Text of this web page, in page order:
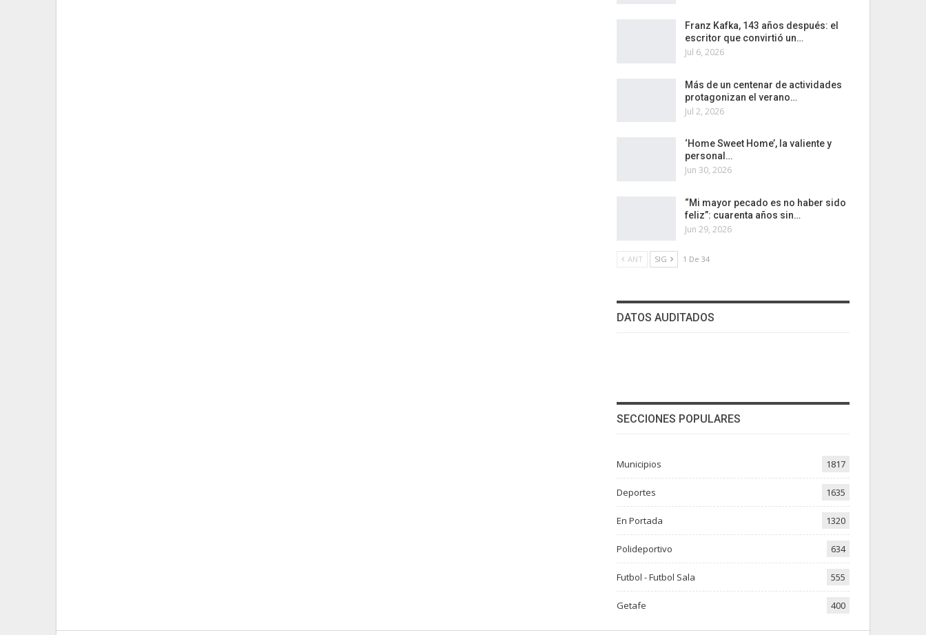
Franz Kafka, 143 años después: el
escritor que convirtió un…
Jul 6, 2026
Más de un centenar de actividades
protagonizan el verano…
Jul 2, 2026
‘Home Sweet Home’, la valiente y
personal…
Jun 30, 2026
“Mi mayor pecado es no haber sido
feliz”: cuarenta años sin…
Jun 29, 2026
ANT SIG 1 De 34
DATOS AUDITADOS
SECCIONES POPULARES
Municipios 1817
Deportes 1635
En Portada 1320
Polideportivo 634
Futbol - Futbol Sala 555
Getafe 400